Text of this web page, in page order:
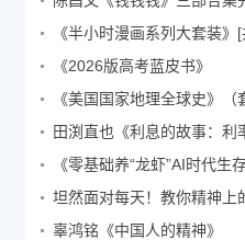
《半小时漫画系列大套装》
《2026版高考蓝皮书》
《美国国家地理全球史》（
田渕直也《利息的故事：利
《零基础养“龙虾”AI时代生
辜鸿铭《中国人的精神》